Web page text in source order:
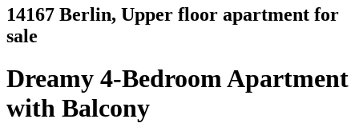
14167 Berlin, Upper floor apartment for
sale
Dreamy 4-Bedroom Apartment
with Balcony